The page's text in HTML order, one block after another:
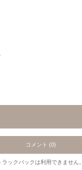
コメント (0)
ラックバックは利用できません。